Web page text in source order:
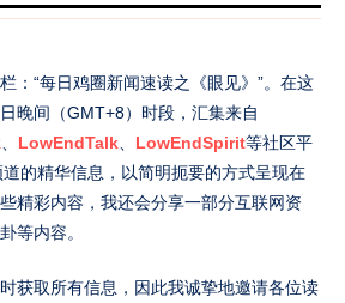
：“每日鸡圈新闻速读之《眼见》”。在这
晚间（GMT+8）时段，汇集来自
LowEndTalk LowEndSpirit等社区平
的精华信息，以简明扼要的方式呈现在
精彩内容，我还会分享一部分互联网资
等内容。
获取所有信息，因此我诚挚地邀请各位读